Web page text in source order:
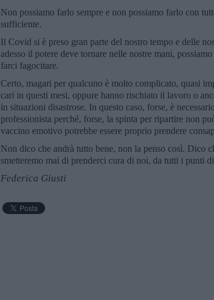
Non possiamo farlo sempre e non possiamo farlo con
sufficiente.
Il Covid si è preso gran parte del nostro tempo e delle
adesso il potere deve tornare nelle nostre mani,
farci fagocitare.
Certo, magari per qualcuno è molto complicato, quasi
cari in questi mesi, oppure hanno rischiato il lavoro o
in situazioni disastrose. In questo caso, forse, è
professionista perché, forse, la spinta per ripartire non
vaccino emotivo potrebbe essere proprio prendere
Non dico che andrà tutto bene, non la penso così. Dico
smetteremo mai di prenderci cura di noi, da tutti i punti
Federica Giusti